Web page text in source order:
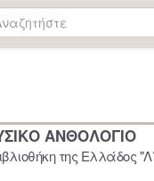
ΑΝΘΟΛΟΓΙΟ
της Ελλάδος